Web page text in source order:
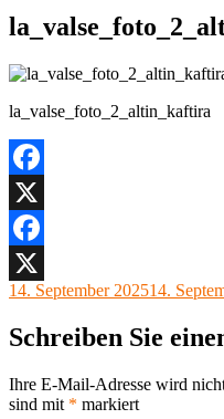
la_valse_foto_2_altin_kaftira
Facebook
X
Facebook
X
Veröffentlicht
14. September 202514.
Schreiben Sie
Ihre E-Mail-Adresse wird
sind mit * markiert